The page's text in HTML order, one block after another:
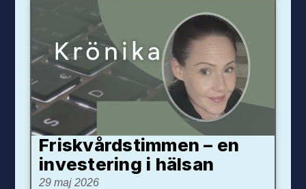
Friskvårdstimmen – en
investering i hälsan
29 maj 2026